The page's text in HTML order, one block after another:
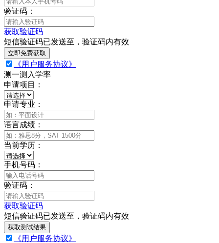
验证码：
获取验证码
短信验证码已发送至 ，验证码内有效
立即免费获取
《用户服务协议》
测一测入学率
申请项目：
申请专业：
语言成绩：
当前学历：
手机号码：
验证码：
获取验证码
短信验证码已发送至 ，验证码内有效
获取测试结果
《用户服务协议》